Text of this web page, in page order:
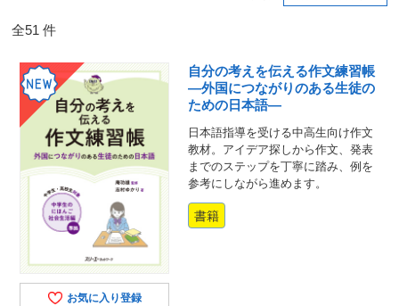
全51 件
お気に入り登録
自分の考えを伝える作文練習帳
―外国につながりのある生徒の
ための日本語―
日本語指導を受ける中高生向け作文
教材。アイデア探しから作文、発表
までのステップを丁寧に踏み、例を
参考にしながら進めます。
書籍